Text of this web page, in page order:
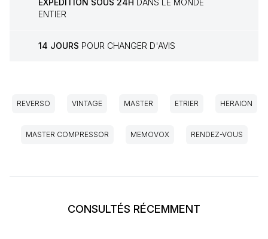
EXPÉDITION SOUS 24H DANS LE MONDE
ENTIER
14 JOURS POUR CHANGER D'AVIS
REVERSO VINTAGE MASTER ETRIER HERAION
MASTER COMPRESSOR MEMOVOX RENDEZ-VOUS
CONSULTÉS RÉCEMMENT